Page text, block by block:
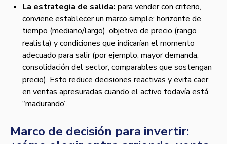
La estrategia de salida: para vender con criterio,
conviene establecer un marco simple: horizonte de
tiempo (mediano/largo), objetivo de precio (rango
realista) y condiciones que indicarían el momento
adecuado para salir (por ejemplo, mayor demanda,
consolidación del sector, comparables que sostengan
precio). Esto reduce decisiones reactivas y evita caer
en ventas apresuradas cuando el activo todavía está
“madurando”.
Marco de decisión para invertir: